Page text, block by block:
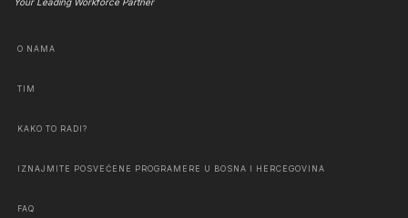
O NAMA
TIM
KAKO TO RADI?
IZNAJMITE POSVEĆENE PROGRAMERE U BOSNA I HERCEGOVINA
FAQ